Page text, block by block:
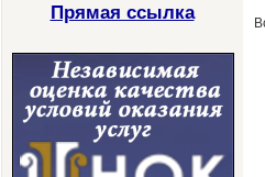
Прямая ссылка